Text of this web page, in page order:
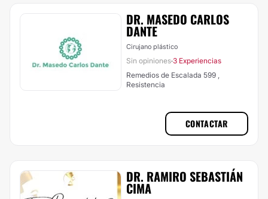
DR. MASEDO CARLOS
DANTE
Cirujano plástico
Sin opiniones·3 Experiencias
Remedios de Escalada 599 ,
Resistencia
CONTACTAR
DR. RAMIRO SEBASTIÁN
CIMA